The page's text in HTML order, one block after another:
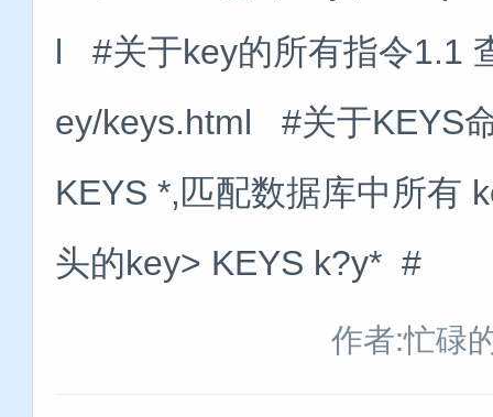
l #关于key的所有指令1.1
ey/keys.html #关于KEYS
KEYS *,匹配数据库中所有
头的key> KEYS k?y* #
作者:忙碌